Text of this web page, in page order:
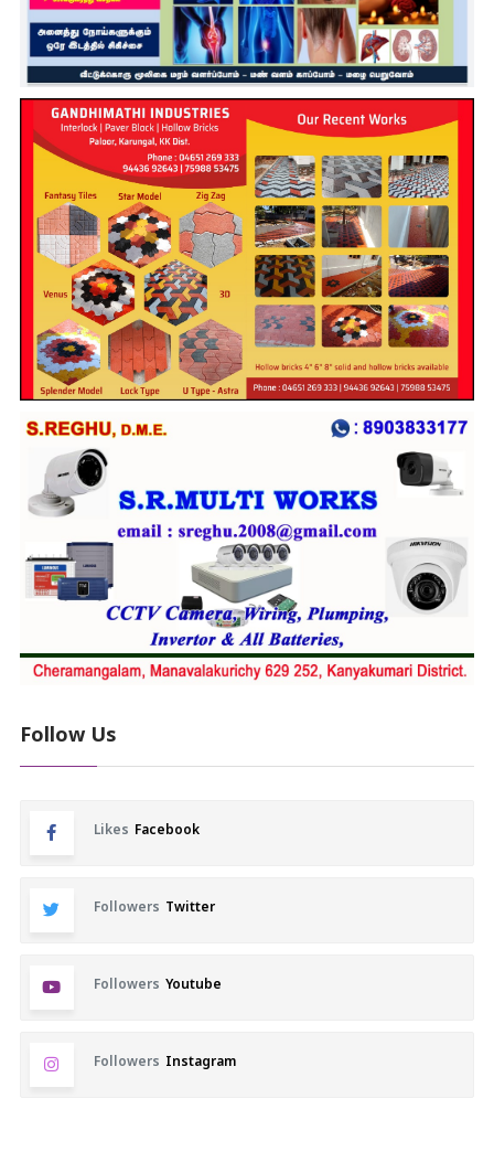
Follow Us
Likes Facebook
Followers Twitter
Followers Youtube
Followers Instagram